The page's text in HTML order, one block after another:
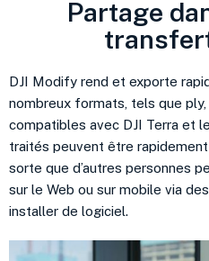
Partage
DJI Modify rend et exporte
nombreux formats, tels que
compatibles avec DJI Terra et
traités peuvent être
sorte que d’autres personnes
sur le Web ou sur mobile via
installer de logiciel.